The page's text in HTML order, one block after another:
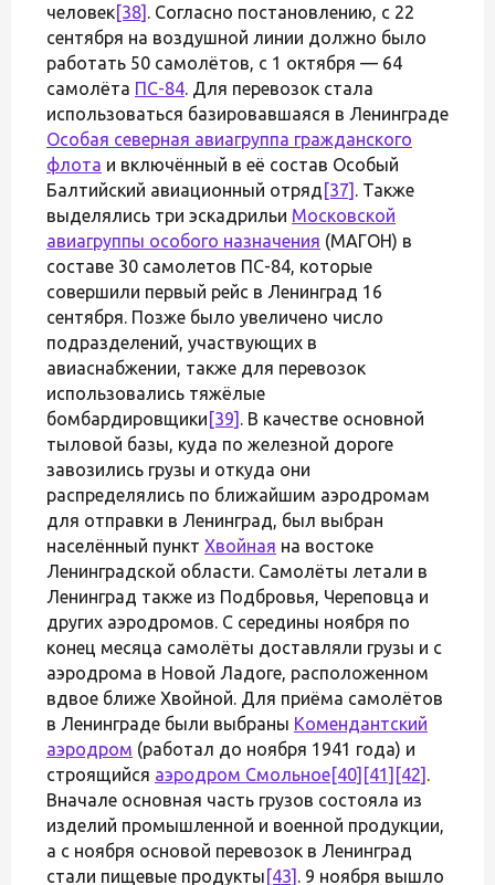
человек[38] . Согласно постановлению, с 22
сентября на воздушной линии должно было
работать 50 самолётов, с 1 октября — 64
самолёта ПС-84. Для перевозок стала
использоваться базировавшаяся в Ленинграде
Особая северная авиагруппа гражданского
флота и включённый в её состав Особый
Балтийский авиационный отряд [37] . Также
выделялись три эскадрильи Московской
авиагруппы особого назначения (МАГОН) в
составе 30 самолетов ПС-84, которые
совершили первый рейс в Ленинград 16
сентября. Позже было увеличено число
подразделений, участвующих в
авиаснабжении, также для перевозок
использовались тяжёлые
бомбардировщики [39] . В качестве основной
тыловой базы, куда по железной дороге
завозились грузы и откуда они
распределялись по ближайшим аэродромам
для отправки в Ленинград, был выбран
населённый пункт Хвойная на востоке
Ленинградской области. Самолёты летали в
Ленинград также из Подбровья, Череповца и
других аэродромов. С середины ноября по
конец месяца самолёты доставляли грузы и с
аэродрома в Новой Ладоге, расположенном
вдвое ближе Хвойной. Для приёма самолётов
в Ленинграде были выбраны Комендантский
аэродром (работал до ноября 1941 года) и
строящийся аэродром Смольное[40] [41] [42] .
Вначале основная часть грузов состояла из
изделий промышленной и военной продукции,
а с ноября основой перевозок в Ленинград
стали пищевые продукты [43] . 9 ноября вышло